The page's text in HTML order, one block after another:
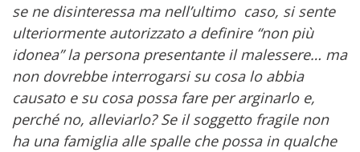
se ne disinteressa ma nell’ultimo caso, si sente
ulteriormente autorizzato a definire “non più
idonea” la persona presentante il malessere… ma
non dovrebbe interrogarsi su cosa lo abbia
causato e su cosa possa fare per arginarlo e,
perché no, alleviarlo? Se il soggetto fragile non
ha una famiglia alle spalle che possa in qualche